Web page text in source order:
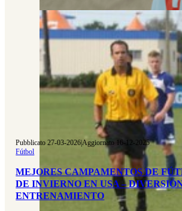
Pubblicato 27-03-2026|Aggiornato 16-12-2025
Fútbol
MEJORES CAMPAMENTOS DE
DE INVIERNO EN USA –
ENTRENAMIENTO